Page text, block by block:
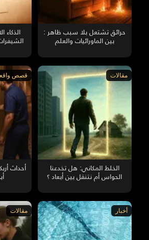
حرائق تشتعل بلا سبب ظاهر :
بين الماورائيات والعلم
مقالات
الخلط المكاني: هل تخدعنا
الحواس أم نتنقل بين أبعاد ؟
قصص
أحداث
أخبار مقالات